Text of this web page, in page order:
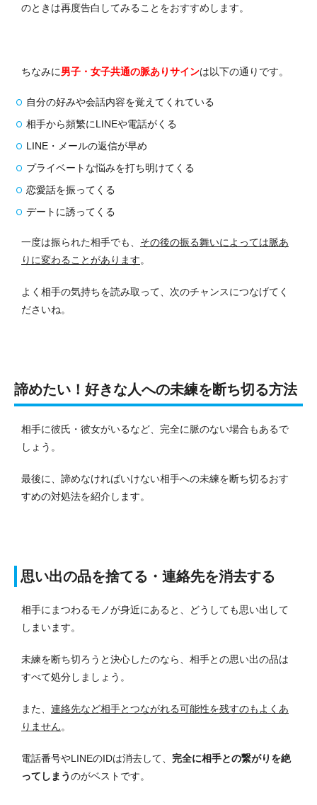
のときは再度告白してみることをおすすめします。
ちなみに男子・女子共通の脈ありサインは以下の通りです。
自分の好みや会話内容を覚えてくれている
相手から頻繁にLINEや電話がくる
LINE・メールの返信が早め
プライベートな悩みを打ち明けてくる
恋愛話を振ってくる
デートに誘ってくる
一度は振られた相手でも、 その後の振る舞いによっては脈あ
りに変わることがあります。
よく相手の気持ちを読み取って、次のチャンスにつなげてく
ださいね。
諦めたい！好きな人への未練を断ち切る方法
相手に彼氏・彼女がいるなど、完全に脈のない場合もあるで
しょう。
最後に、諦めなければいけない相手への未練を断ち切るおす
すめの対処法を紹介します。
思い出の品を捨てる・連絡先を消去する
相手にまつわるモノが身近にあると、どうしても思い出して
しまいます。
未練を断ち切ろうと決心したのなら、相手との思い出の品は
すべて処分しましょう。
また、 連絡先など相手とつながれる可能性を残すのもよくあ
りません。
電話番号やLINEのIDは消去して、 完全に相手との繋がりを絶
ってしまうのがベストです。